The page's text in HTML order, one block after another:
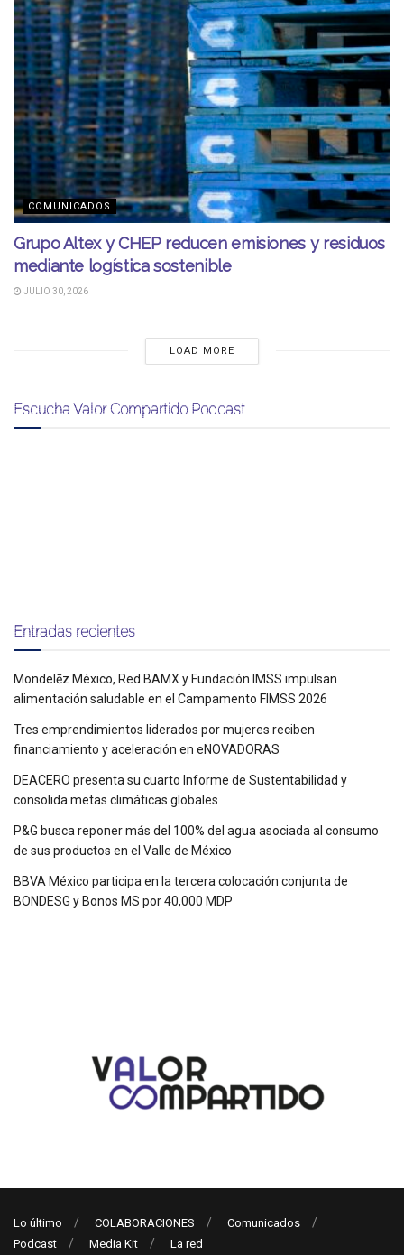
COMUNICADOS
Grupo Altex y CHEP reducen emisiones y residuos
mediante logística sostenible
JULIO 30, 2026
LOAD MORE
Escucha Valor Compartido Podcast
Entradas recientes
Mondelēz México, Red BAMX y Fundación IMSS impulsan
alimentación saludable en el Campamento FIMSS 2026
Tres emprendimientos liderados por mujeres reciben
financiamiento y aceleración en eNOVADORAS
DEACERO presenta su cuarto Informe de Sustentabilidad y
consolida metas climáticas globales
P&G busca reponer más del 100% del agua asociada al consumo
de sus productos en el Valle de México
BBVA México participa en la tercera colocación conjunta de
BONDESG y Bonos MS por 40,000 MDP
Lo último COLABORACIONES
Comunicados
Podcast
Media Kit La red